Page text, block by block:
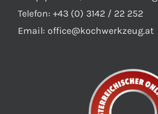
Produktseite
gewählt
werden
Telefon: +43 (0) 3142 / 22 252
Email: office@kochwerkzeug.at